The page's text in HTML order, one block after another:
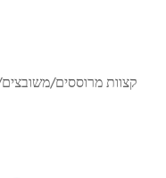
קצוות מרוססים/